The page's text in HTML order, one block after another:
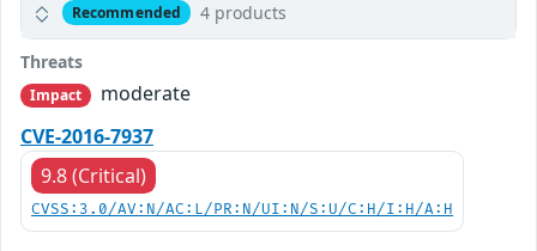
Recommended 4 products
Threats
Impact
moderate
CVE-2016-7937
9.8 (Critical)
CVSS:3.0/AV:N/AC:L/PR:N/UI:N/S:U/C:H/I:H/A:H